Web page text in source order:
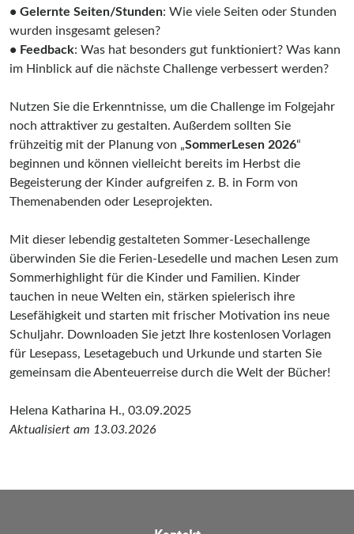
• Gelernte Seiten/Stunden: Wie viele Seiten oder Stunden
wurden insgesamt gelesen?
• Feedback: Was hat besonders gut funktioniert? Was kann
im Hinblick auf die nächste Challenge verbessert werden?
Nutzen Sie die Erkenntnisse, um die Challenge im Folgejahr
noch attraktiver zu gestalten. Außerdem sollten Sie
frühzeitig mit der Planung von „SommerLesen 2026“
beginnen und können vielleicht bereits im Herbst die
Begeisterung der Kinder aufgreifen z. B. in Form von
Themenabenden oder Leseprojekten.
Mit dieser lebendig gestalteten Sommer-Lesechallenge
überwinden Sie die Ferien-Lesedelle und machen Lesen zum
Sommerhighlight für die Kinder und Familien. Kinder
tauchen in neue Welten ein, stärken spielerisch ihre
Lesefähigkeit und starten mit frischer Motivation ins neue
Schuljahr. Downloaden Sie jetzt Ihre kostenlosen Vorlagen
für Lesepass, Lesetagebuch und Urkunde und starten Sie
gemeinsam die Abenteuerreise durch die Welt der Bücher!
Helena Katharina H., 03.09.2025
Aktualisiert am 13.03.2026